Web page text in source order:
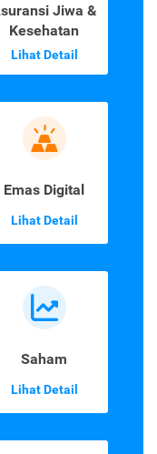
Jiwa &
Kesehatan
Lihat Detail
Emas Digital
Lihat Detail
Saham
Lihat Detail